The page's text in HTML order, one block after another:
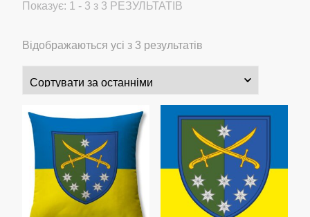
Показує: 1 - 3 з 3 РЕЗУЛЬТАТІВ
Відображаються усі з 3 результатів
за
останнім